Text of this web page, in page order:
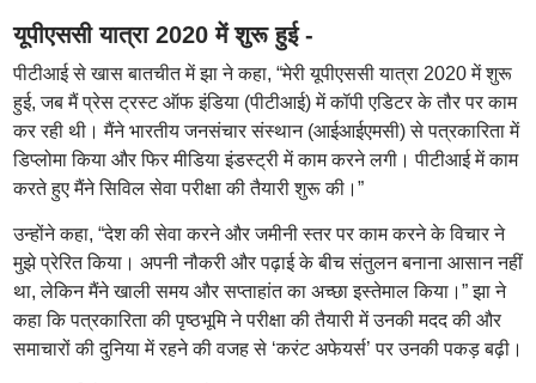
यूपीएससी यात्रा 2020 में शुरू हुई -
पीटीआई से खास बातचीत में झा ने कहा, “मेरी यूपीएससी यात्रा 2020 में शुरू
हुई, जब मैं प्रेस ट्रस्ट ऑफ इंडिया (पीटीआई) में कॉपी एडिटर के तौर पर काम
कर रही थी। मैंने भारतीय जनसंचार संस्थान (आईआईएमसी) से पत्रकारिता में
डिप्लोमा किया और फिर मीडिया इंडस्ट्री में काम करने लगी। पीटीआई में काम
करते हुए मैंने सिविल सेवा परीक्षा की तैयारी शुरू की।”
उन्होंने कहा, “देश की सेवा करने और जमीनी स्तर पर काम करने के विचार ने
मुझे प्रेरित किया। अपनी नौकरी और पढ़ाई के बीच संतुलन बनाना आसान नहीं
था, लेकिन मैंने खाली समय और सप्ताहांत का अच्छा इस्तेमाल किया।” झा ने
कहा कि पत्रकारिता की पृष्ठभूमि ने परीक्षा की तैयारी में उनकी मदद की और
समाचारों की दुनिया में रहने की वजह से ‘करंट अफेयर्स’ पर उनकी पकड़ बढ़ी।